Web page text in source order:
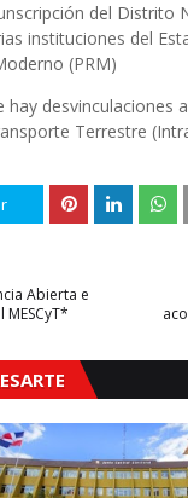
del Distrito
instituciones del
(PRM)
desvinculaciones
Terrestre
Abierta e